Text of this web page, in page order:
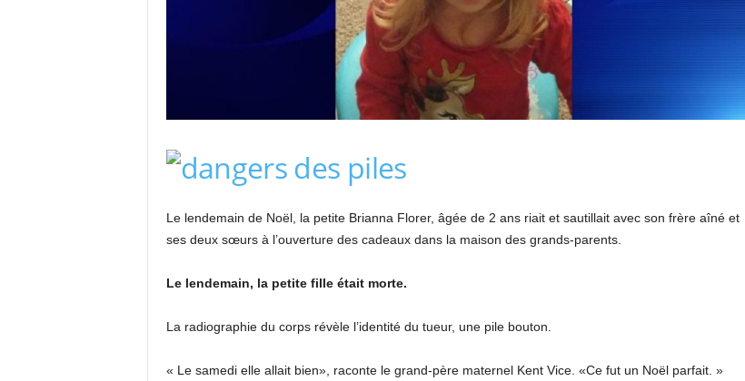
Le lendemain de Noël, la petite Brianna Florer, âgée de 2 ans riait et sautillait avec son frère aîné et
ses deux sœurs à l’ouverture des cadeaux dans la maison des grands-parents.
Le lendemain, la petite fille était morte.
La radiographie du corps révèle l’identité du tueur, une pile bouton.
« Le samedi elle allait bien», raconte le grand-père maternel Kent Vice. «Ce fut un Noël parfait. »